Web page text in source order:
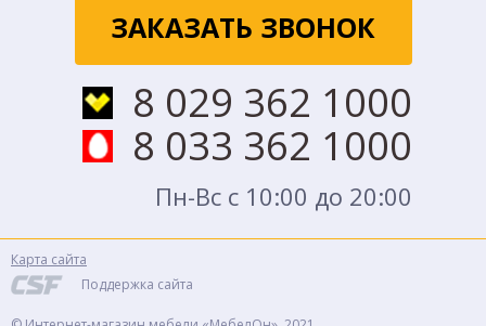
ЗАКАЗАТЬ ЗВОНОК
8 029 362 1000
8 033 362 1000
Пн-Вс с 10:00 до 20:00
Карта сайта
Поддержка сайта